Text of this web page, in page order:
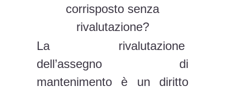
corrisposto senza
rivalutazione?
La rivalutazione
dell’assegno di
mantenimento è un diritto